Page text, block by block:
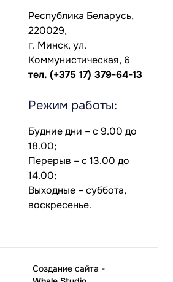
Республика Беларусь,
220029,
г. Минск, ул.
Коммунистическая, 6
тел. (+375 17) 379-64-13
Режим работы:
Будние дни – с 9.00 до
18.00;
Перерыв – с 13.00 до
14.00;
Выходные – суббота,
воскресенье.
Создание сайта -